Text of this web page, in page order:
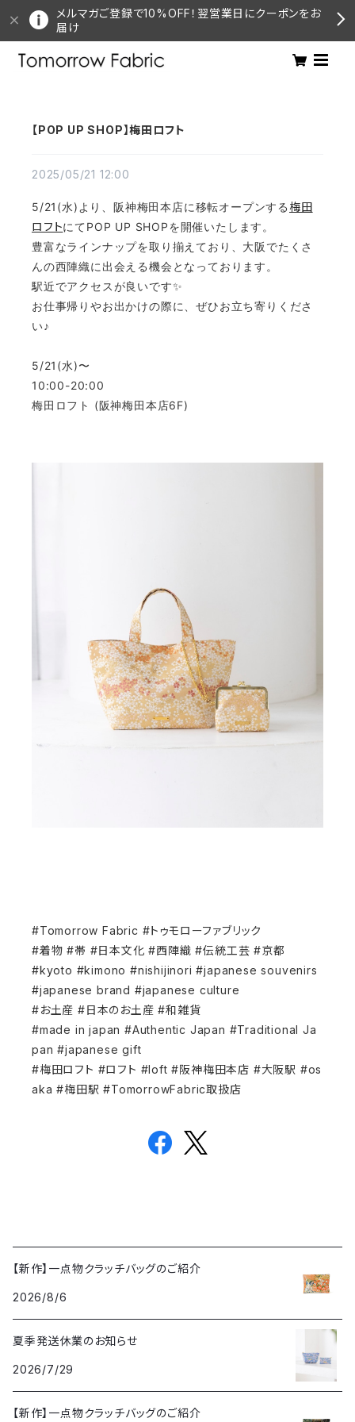
メルマガご登録で10%OFF！翌営業日にクーポンをお
届け
【POP UP SHOP】梅田ロフト
2025/05/21 12:00
5/21(水)より、阪神梅田本店に移転オープンする 梅田
ロフトにてPOP UP SHOPを開催いたします。
豊富なラインナップを取り揃えており、大阪でたくさ
んの西陣織に出会える機会となっております。
駅近でアクセスが良いです✨
お仕事帰りやお出かけの際に、ぜひお立ち寄りくださ
い♪
5/21(水)〜
10:00-20:00
梅田ロフト (阪神梅田本店6F)
#Tomorrow Fabric #トゥモローファブリック
#着物 #帯 #日本文化 #西陣織 #伝統工芸 #京都
#kyoto #kimono #nishijinori #japanese souvenirs
#japanese brand #japanese culture
#お土産 #日本のお土産 #和雑貨
#made in japan #Authentic Japan #Traditional Ja
pan #japanese gift
#梅田ロフト #ロフト #loft #阪神梅田本店 #大阪駅 #os
aka #梅田駅 #TomorrowFabric取扱店
【新作】一点物クラッチバッグのご紹介
2026/8/6
夏季発送休業のお知らせ
2026/7/29
【新作】一点物クラッチバッグのご紹介